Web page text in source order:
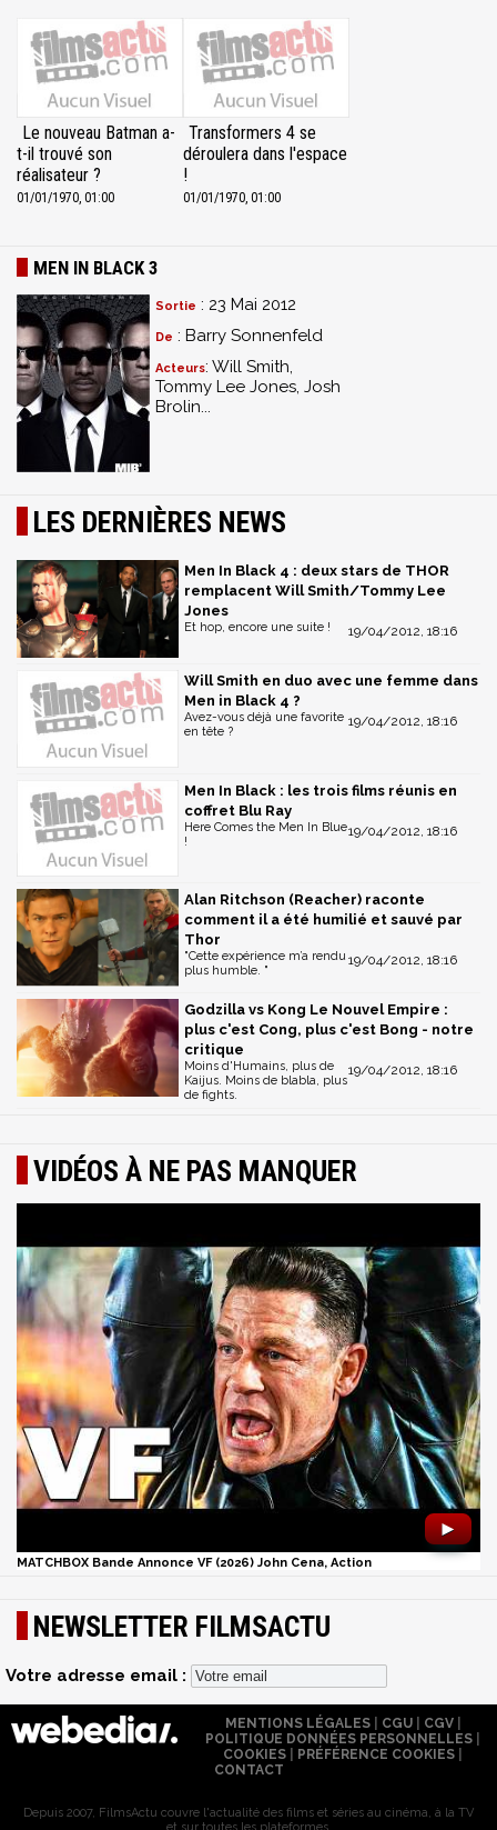
Le nouveau Batman a-
t-il trouvé son
réalisateur ?
01/01/1970, 01:00
Transformers 4 se
déroulera dans l'espace
!
01/01/1970, 01:00
MEN IN BLACK 3
Sortie : 23 Mai 2012
De : Barry Sonnenfeld
Acteurs: Will Smith,
Tommy Lee Jones, Josh
Brolin...
LES DERNIÈRES NEWS
Men In Black 4 : deux stars de THOR
remplacent Will Smith/Tommy Lee
Jones
19/04/2012, 18:16
Et hop, encore une suite !
Will Smith en duo avec une femme dans
Men in Black 4 ?
19/04/2012, 18:16
Avez-vous déjà une favorite
en tête ?
Men In Black : les trois films réunis en
coffret Blu Ray
19/04/2012, 18:16
Here Comes the Men In Blue
!
Alan Ritchson (Reacher) raconte
comment il a été humilié et sauvé par
Thor
19/04/2012, 18:16
"Cette expérience m’a rendu
plus humble. "
Godzilla vs Kong Le Nouvel Empire :
plus c'est Cong, plus c'est Bong - notre
critique
19/04/2012, 18:16
Moins d'Humains, plus de
Kaijus. Moins de blabla, plus
de fights.
VIDÉOS À NE PAS MANQUER
►
MATCHBOX Bande Annonce VF (2026) John Cena, Action
NEWSLETTER FILMSACTU
Votre adresse email :
MENTIONS LÉGALES| CGU| CGV|
POLITIQUE DONNÉES PERSONNELLES
COOKIES
PRÉFÉRENCE COOKIES
CONTACT
Depuis 2007, FilmsActu couvre l'actualité des films et séries au cinéma, à la TV